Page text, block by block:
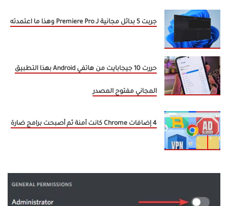
جربت 5 بدائل مجانية لـ Premiere Pro وهذا ما اعتمدته
حررت 10 جيجابايت من هاتفي Android بهذا التطبيق
المجاني مفتوح المصدر
4 إضافات Chrome كانت آمنة ثم أصبحت برامج ضارة